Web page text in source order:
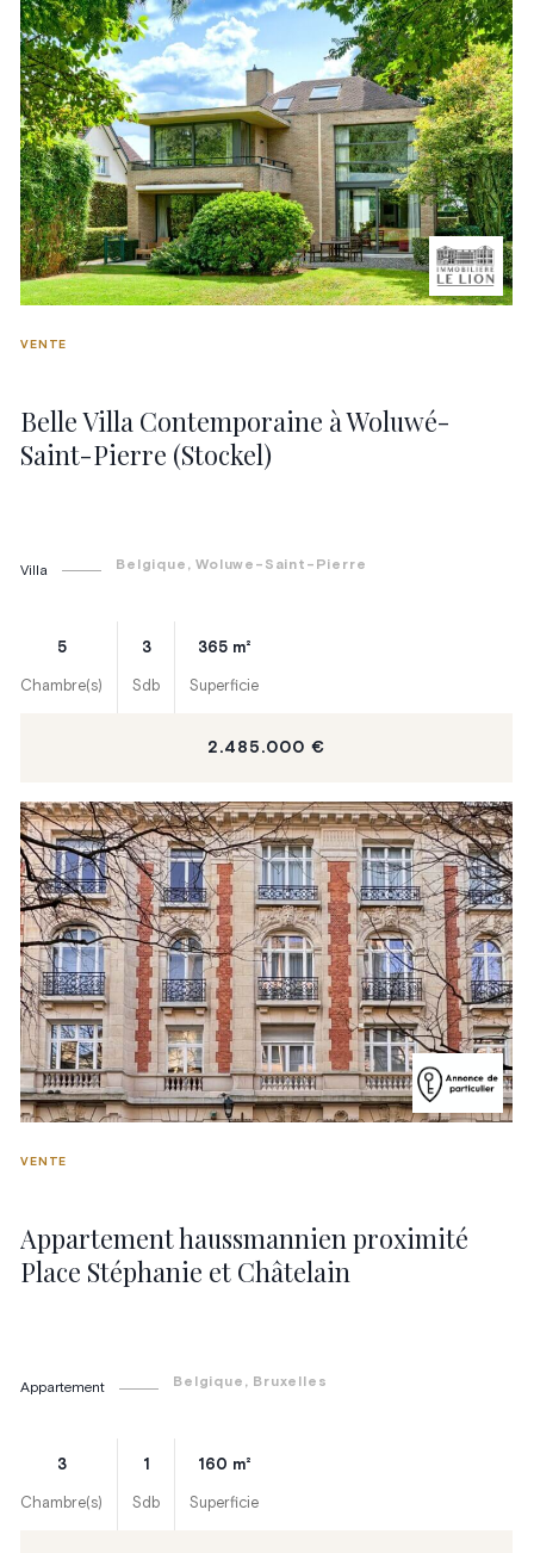
Belle Villa Contemporaine à Woluwé-
Saint-Pierre (Stockel)
VENTE
Villa Belgique , Woluwe-Saint-Pierre
5
Chambre(s)
3
Sdb
365m²
Superficie
2.485.000 €
Appartement haussmannien proximité
Place Stéphanie et Châtelain
VENTE
Appartement Belgique , Bruxelles
3
Chambre(s)
1
Sdb
160 m²
Superficie